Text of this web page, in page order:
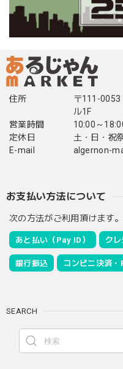
住所
〒111-0053
ル1F
営業時間
10:00～
定休日
土・日・祝
E-mail
algernon-
お支払い方法について
次の方法がご利用頂けます。
あと払い（Pay ID） ク
銀行振込 コンビニ決済
SEARCH